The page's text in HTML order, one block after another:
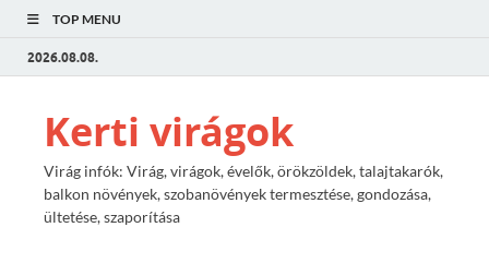
TOP MENU
2026.08.08.
Kerti virágok
Virág infók: Virág, virágok, évelők, örökzöldek, talajtakarók,
balkon növények, szobanövények termesztése, gondozása,
ültetése, szaporítása